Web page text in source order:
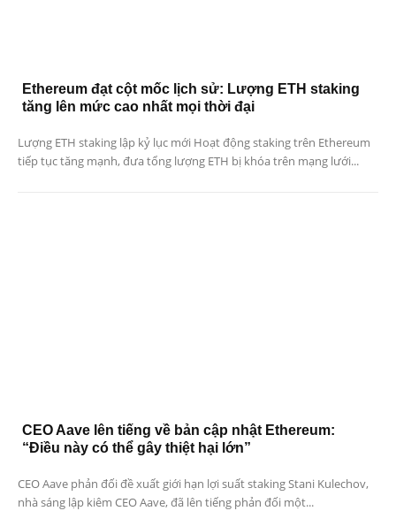
Ethereum đạt cột mốc lịch sử: Lượng ETH staking
tăng lên mức cao nhất mọi thời đại
Lượng ETH staking lập kỷ lục mới Hoạt động staking trên Ethereum
tiếp tục tăng mạnh, đưa tổng lượng ETH bị khóa trên mạng lưới...
CEO Aave lên tiếng về bản cập nhật Ethereum:
“Điều này có thể gây thiệt hại lớn”
CEO Aave phản đối đề xuất giới hạn lợi suất staking Stani Kulechov,
nhà sáng lập kiêm CEO Aave, đã lên tiếng phản đối một...